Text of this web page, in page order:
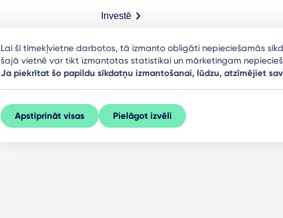
Investē
Lai šī tīmekļvietne darbotos, tā izmanto obligāti nepieciešamās
šajā vietnē var tikt izmantotas statistikai un mārketingam
Ja piekrītat šo papildu sīkdatņu izmantošanai, lūdzu, atzīmējiet
Apstiprināt visas Pielāgot izvēli